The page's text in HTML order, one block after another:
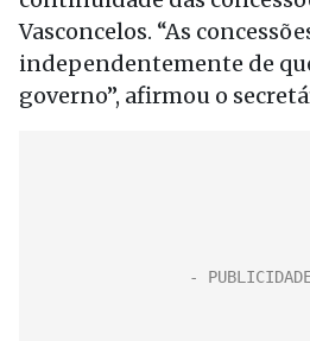
Vasconcelos. “As
independentemente de
governo”, afirmou o